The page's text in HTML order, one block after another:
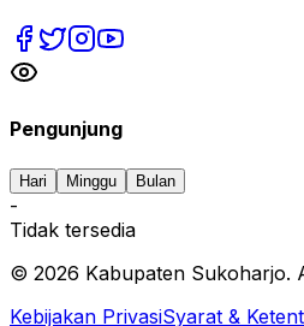
Pengunjung
Hari Minggu Bulan
-
Tidak tersedia
© 2026 Kabupaten Sukoharjo.
Kebijakan PrivasiSyarat &